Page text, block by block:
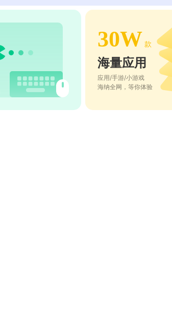
30W 款
海量应用
应用/手游/小游戏
海纳全网，等你体验